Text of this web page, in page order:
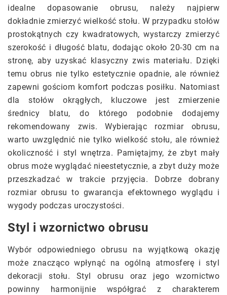
idealne dopasowanie obrusu, należy najpierw
dokładnie zmierzyć wielkość stołu. W przypadku stołów
prostokątnych czy kwadratowych, wystarczy zmierzyć
szerokość i długość blatu, dodając około 20-30 cm na
stronę, aby uzyskać klasyczny zwis materiału. Dzięki
temu obrus nie tylko estetycznie opadnie, ale również
zapewni gościom komfort podczas posiłku. Natomiast
dla stołów okrągłych, kluczowe jest zmierzenie
średnicy blatu, do którego podobnie dodajemy
rekomendowany zwis. Wybierając rozmiar obrusu,
warto uwzględnić nie tylko wielkość stołu, ale również
okoliczność i styl wnętrza. Pamiętajmy, że zbyt mały
obrus może wyglądać nieestetycznie, a zbyt duży może
przeszkadzać w trakcie przyjęcia. Dobrze dobrany
rozmiar obrusu to gwarancja efektownego wyglądu i
wygody podczas uroczystości.
Styl i wzornictwo obrusu
Wybór odpowiedniego obrusu na wyjątkową okazję
może znacząco wpłynąć na ogólną atmosferę i styl
dekoracji stołu. Styl obrusu oraz jego wzornictwo
powinny harmonijnie współgrać z charakterem